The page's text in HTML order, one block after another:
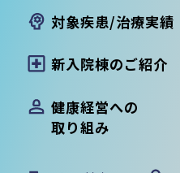
対象疾患/治療実績
新入院棟のご紹介
健康経営への
取り組み